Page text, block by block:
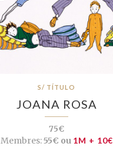
S/ TÍTULO
JOANA ROSA
75€
Membres:55€ ou 1M + 10€